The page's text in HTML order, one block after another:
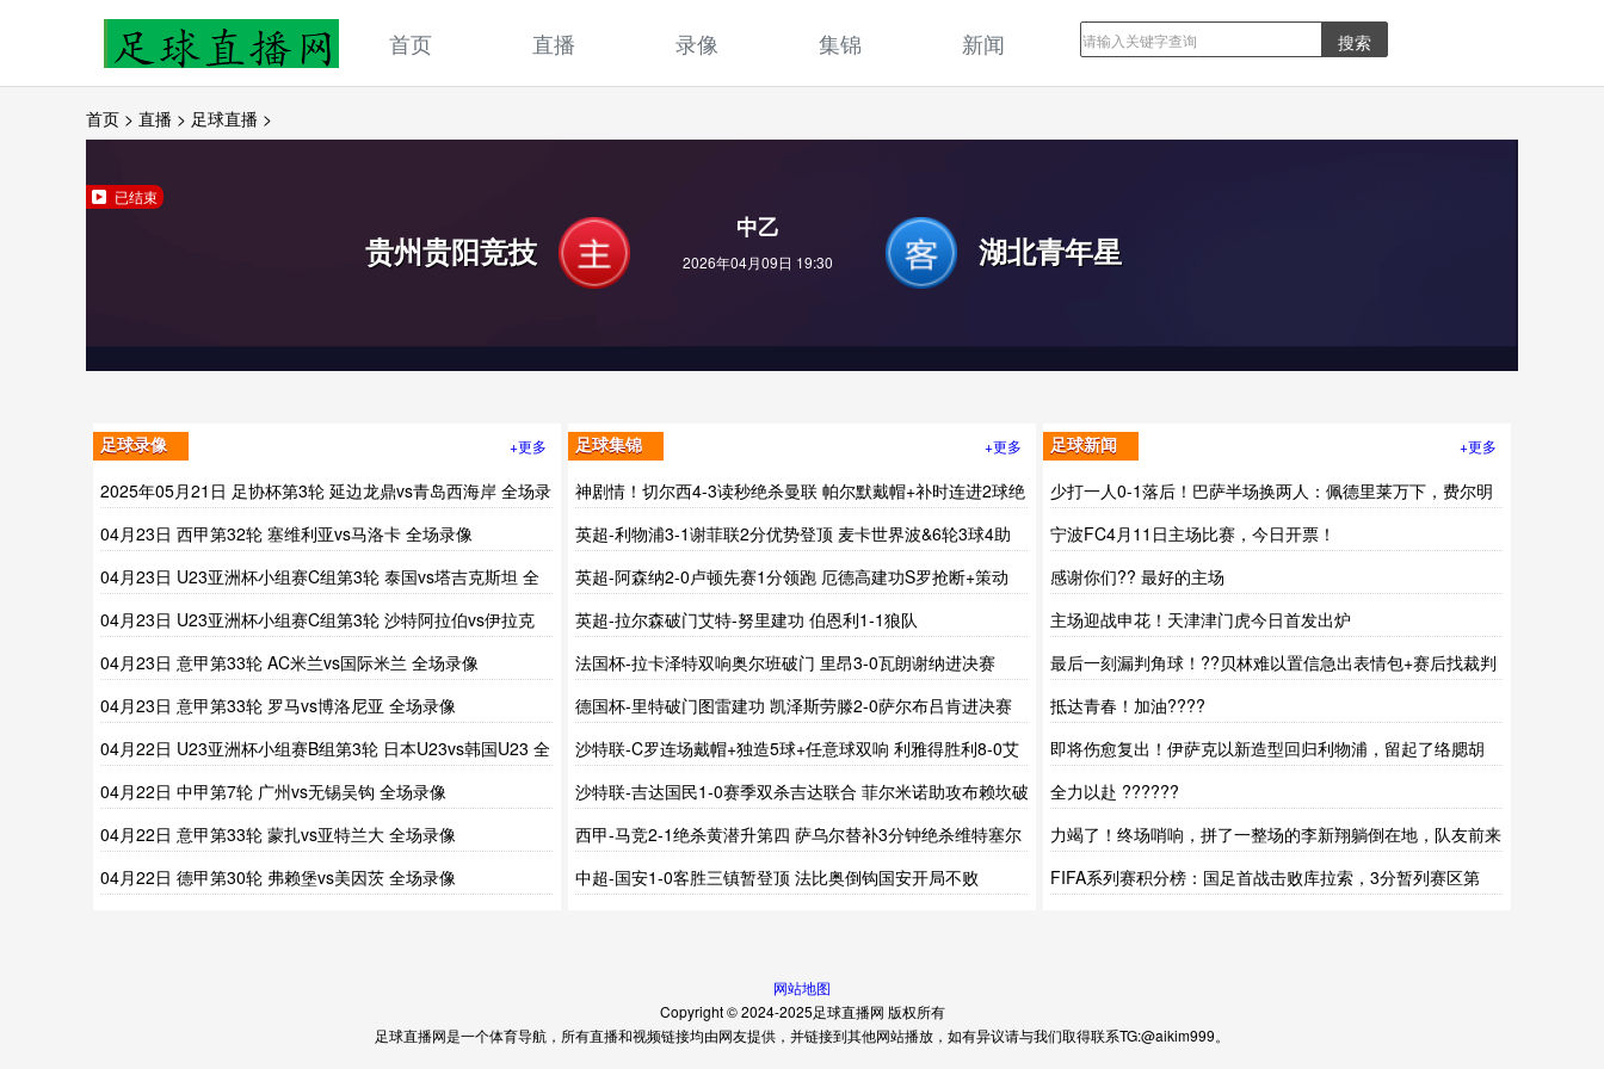
首页 直播 录像 集锦 新闻
首页 > 直播 > 足球直播 >
已结束
贵州贵阳竞技
中乙
2026年04月09日 19:30 湖北青年星
足球录像 +更多
2025年05月21日 足协杯第3轮 延边龙鼎vs青岛西海岸 全场录
像
04月23日 西甲第32轮 塞维利亚vs马洛卡 全场录像
04月23日 U23亚洲杯小组赛C组第3轮 泰国vs塔吉克斯坦 全
场录像
04月23日 U23亚洲杯小组赛C组第3轮 沙特阿拉伯vs伊拉克
全场录像
04月23日 意甲第33轮 AC米兰vs国际米兰 全场录像
04月23日 意甲第33轮 罗马vs博洛尼亚 全场录像
04月22日 U23亚洲杯小组赛B组第3轮 日本U23vs韩国U23 全
场录像
04月22日 中甲第7轮 广州vs无锡吴钩 全场录像
04月22日 意甲第33轮 蒙扎vs亚特兰大 全场录像
04月22日 德甲第30轮 弗赖堡vs美因茨 全场录像
足球集锦 +更多
神剧情！切尔西4-3读秒绝杀曼联 帕尔默戴帽+补时连进2球绝
杀
英超-利物浦3-1谢菲联2分优势登顶 麦卡世界波&6轮3球4助
攻
英超-阿森纳2-0卢顿先赛1分领跑 厄德高建功S罗抢断+策动
+造乌龙
英超-拉尔森破门艾特-努里建功 伯恩利1-1狼队
法国杯-拉卡泽特双响奥尔班破门 里昂3-0瓦朗谢纳进决赛
德国杯-里特破门图雷建功 凯泽斯劳滕2-0萨尔布吕肯进决赛
沙特联-C罗连场戴帽+独造5球+任意球双响 利雅得胜利8-0艾
卜哈
沙特联-吉达国民1-0赛季双杀吉达联合 菲尔米诺助攻布赖坎破
门
西甲-马竞2-1绝杀黄潜升第四 萨乌尔替补3分钟绝杀维特塞尔
破门
中超-国安1-0客胜三镇暂登顶 法比奥倒钩国安开局不败
足球新闻 +更多
少打一人0-1落后！巴萨半场换两人：佩德里莱万下，费尔明
加维上
宁波FC4月11日主场比赛，今日开票！
感谢你们?? 最好的主场
主场迎战申花！天津津门虎今日首发出炉
最后一刻漏判角球！??贝林难以置信急出表情包+赛后找裁判
理论
抵达青春！加油????
即将伤愈复出！伊萨克以新造型回归利物浦，留起了络腮胡
全力以赴 ??????
力竭了！终场哨响，拼了一整场的李新翔躺倒在地，队友前来
拉一把
FIFA系列赛积分榜：国足首战击败库拉索，3分暂列赛区第
网站地图
Copyright © 2024-2025足球直播网 版权所有
足球直播网是一个体育导航，所有直播和视频链接均由网友提供，并链接到其他网站播放，如有异议请与我们取得联系TG:@aikim999。